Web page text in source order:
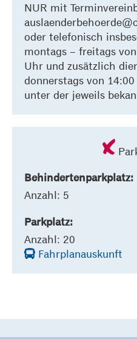
NUR mit
oder telefonisch
montags – freitags
Uhr und zusätzlich
donnerstags von
unter der jeweils
Behindertenparkplatz:
Anzahl: 5
Parkplatz:
Anzahl: 20
Fahrplanauskunft